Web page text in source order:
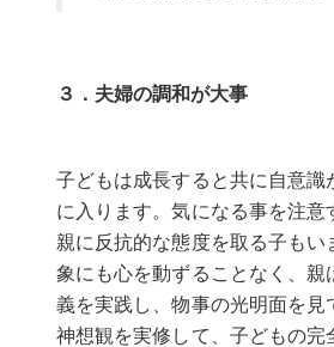
３．夫婦の調和が大事
子どもは成長すると共に自意識
に入ります。気になる事を注意
親に反抗的な態度を取る子もい
象にも心を動ずることなく、親
義を実践し、物事の光明面を見
神想観を実修して、子どもの完